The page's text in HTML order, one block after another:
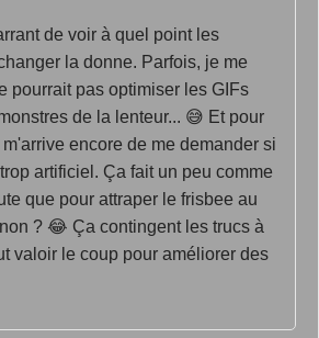
de voir à quel point les
la donne. Parfois, je me
pourrait pas optimiser les GIFs
de la lenteur... 😅 Et pour
encore de me demander si
artificiel. Ça fait un peu comme
que pour attraper le frisbee au
? 😂 Ça contingent les trucs à
valoir le coup pour améliorer des